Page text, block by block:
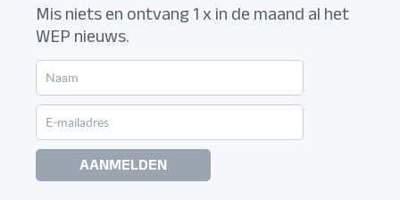
Mis niets en ontvang 1 x in de maand al het
WEP nieuws.
AANMELDEN